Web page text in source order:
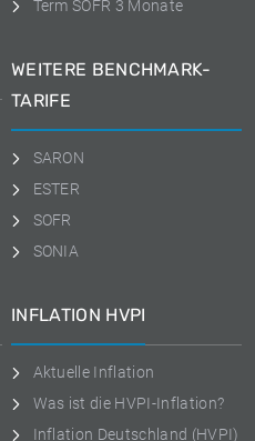
Term SOFR 3 Monate
WEITERE BENCHMARK-
TARIFE
SARON
ESTER
SOFR
SONIA
INFLATION HVPI
Aktuelle Inflation
Was ist die HVPI-Inflation?
Inflation Deutschland (HVPI)